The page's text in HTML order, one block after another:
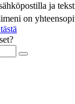
ja
on